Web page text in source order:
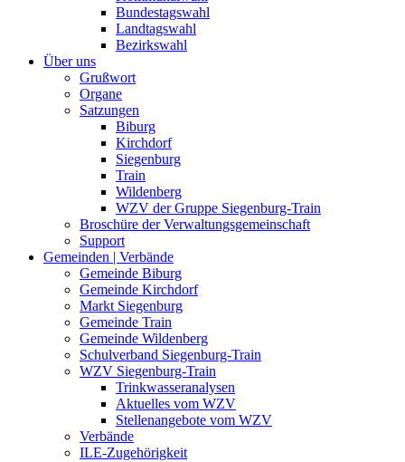
Bundestagswahl
Landtagswahl
Bezirkswahl
Über uns
Grußwort
Organe
Satzungen
Biburg
Kirchdorf
Siegenburg
Train
Wildenberg
WZV der Gruppe Siegenburg-Train
Broschüre der Verwaltungsgemeinschaft
Support
Gemeinden | Verbände
Gemeinde Biburg
Gemeinde Kirchdorf
Markt Siegenburg
Gemeinde Train
Gemeinde Wildenberg
Schulverband Siegenburg-Train
WZV Siegenburg-Train
Trinkwasseranalysen
Aktuelles vom WZV
Stellenangebote vom WZV
Verbände
ILE-Zugehörigkeit